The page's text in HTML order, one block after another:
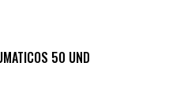
50 UND